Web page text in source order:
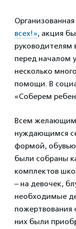
всех!», акция
руководителям
перед началом
несколько
помощи. В
«Соберем
Всем желающим
нуждающимся
формой,
были собраны
комплектов
– на девочек,
необходимые
пожертвования
них были